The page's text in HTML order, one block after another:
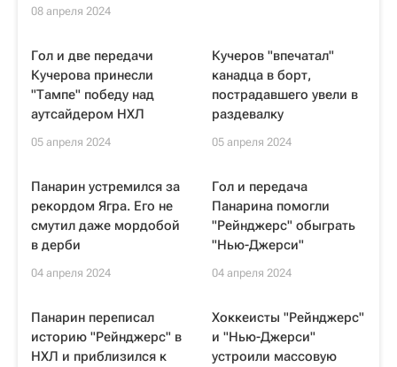
08 апреля 2024
Гол и две передачи
Кучерова принесли
"Тампе" победу над
аутсайдером НХЛ
05 апреля 2024
Кучеров "впечатал"
канадца в борт,
пострадавшего увели в
раздевалку
05 апреля 2024
Панарин устремился за
рекордом Ягра. Его не
смутил даже мордобой
в дерби
04 апреля 2024
Гол и передача
Панарина помогли
"Рейнджерс" обыграть
"Нью-Джерси"
04 апреля 2024
Панарин переписал
историю "Рейнджерс" в
НХЛ и приблизился к
Хоккеисты "Рейнджерс"
и "Нью-Джерси"
устроили массовую